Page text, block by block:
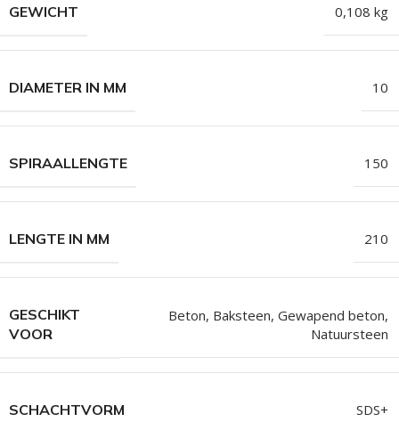
GEWICHT 0,108 kg
DIAMETER IN MM 10
SPIRAALLENGTE 150
LENGTE IN MM 210
GESCHIKT
VOOR
Beton, Baksteen, Gewapend beton,
Natuursteen
SCHACHTVORM SDS+